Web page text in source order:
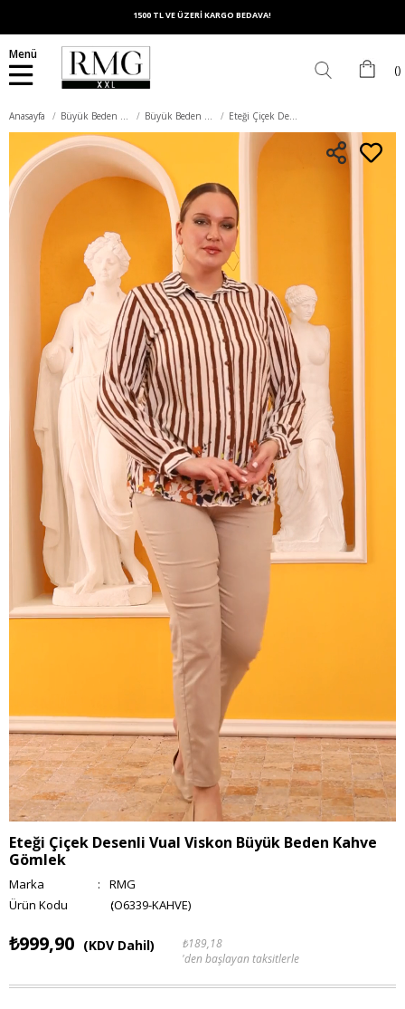
1500 TL VE ÜZERİ KARGO BEDAVA!
Menü
Anasayfa Büyük Beden Üst Giyim Büyük Beden Gömlek Eteği Çiçek Desenli Vual Viskon Büyük Beden Kahve Gömlek
Eteği Çiçek Desenli Vual Viskon Büyük Beden Kahve
Gömlek
Marka :
RMG
(O6339-KAHVE)
₺999,90 (KDV Dahil)
₺189,18
'den başlayan taksitlerle